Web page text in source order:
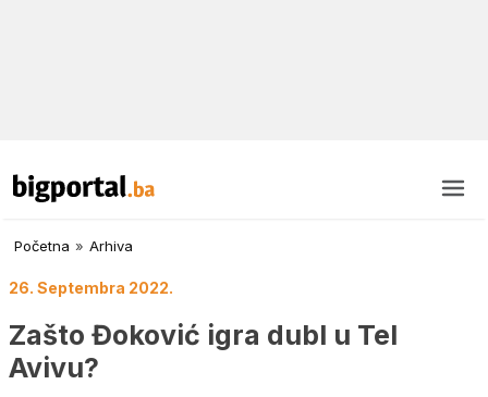
Početna » Arhiva
26. Septembra 2022.
Zašto Đoković igra dubl u Tel
Avivu?